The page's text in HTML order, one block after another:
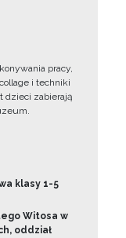
pracy,
i techniki
dzieci zabierają
klasy 1-5
Witosa w
oddział